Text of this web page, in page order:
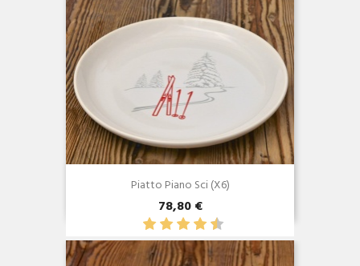
Piatto Piano Sci (x6)
78,80 €
Anteprima